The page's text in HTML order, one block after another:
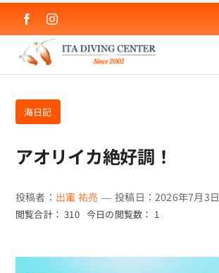
content
海日記
アオリイカ絶好調！
投稿者： 出竃 祐亮 — 投稿日：2026年7月3日
閲覧合計： 310 今日の閲覧数： 1